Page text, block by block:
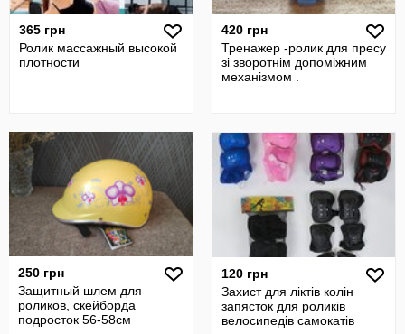
365 грн
Ролик массажный высокой
плотности
420 грн
Тренажер -ролик для пресу
зі зворотнім допоміжним
механізмом .
250 грн
Защитный шлем для
роликов, скейборда
подросток 56-58см
120 грн
Захист для ліктів колін
запясток для роликів
велосипедів самокатів